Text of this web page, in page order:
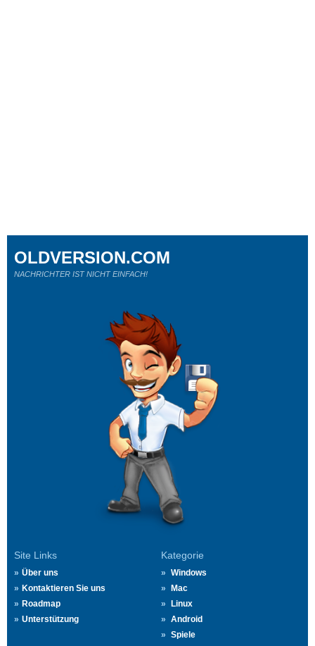
Site Links
Über uns
Kontaktieren Sie uns
Roadmap
Unterstützung
Kategorie
Windows
Mac
Linux
Android
Spiele
OLDVERSION.COM
NACHRICHTER IST NICHT EINFACH!